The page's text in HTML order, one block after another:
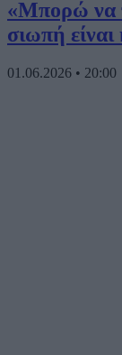
«Μπορώ να
σιωπή
01.06.2026 • 20:00